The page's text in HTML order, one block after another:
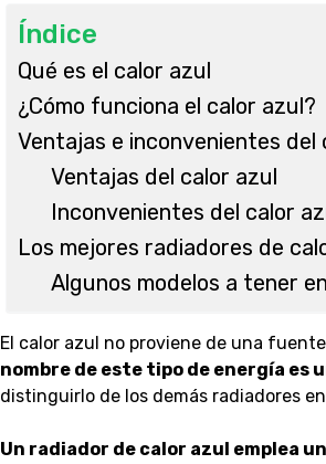
Índice
Qué es el calor azul
¿Cómo funciona el calor azul?
Ventajas e inconvenientes del
Ventajas del calor azul
Inconvenientes del calor
Los mejores radiadores de
Algunos modelos a tener
El calor azul no proviene de una
nombre de este tipo de energía es
distinguirlo de los demás radiadores
Un radiador de calor azul emplea